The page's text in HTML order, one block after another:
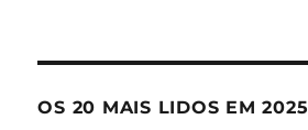
OS 20 MAIS LIDOS EM 2025